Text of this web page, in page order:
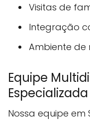
Visitas de
Integração
Ambiente
Equipe
Especializada
Nossa equipe em